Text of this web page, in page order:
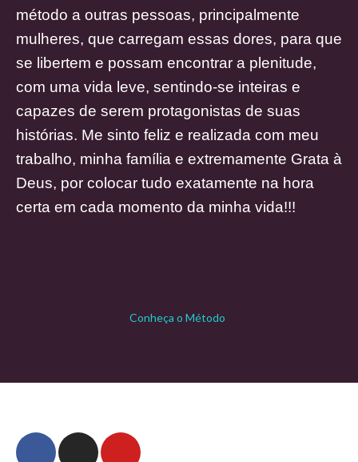
método a outras pessoas, principalmente
mulheres, que carregam essas dores, para que
se libertem e possam encontrar a plenitude,
com uma vida leve, sentindo-se inteiras e
capazes de serem protagonistas de suas
histórias. Me sinto feliz e realizada com meu
trabalho, minha família e extremamente Grata à
Deus, por colocar tudo exatamente na hora
certa em cada momento da minha vida!!!
Conheça o Método